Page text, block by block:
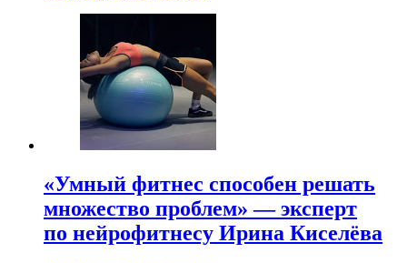
«Умный фитнес способен решать
множество проблем» — эксперт
по нейрофитнесу Ирина Киселёва